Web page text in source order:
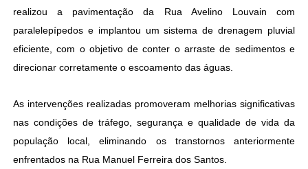
realizou a pavimentação da Rua Avelino Louvain com
paralelepípedos e implantou um sistema de drenagem pluvial
eficiente, com o objetivo de conter o arraste de sedimentos e
direcionar corretamente o escoamento das águas.
As intervenções realizadas promoveram melhorias significativas
nas condições de tráfego, segurança e qualidade de vida da
população local, eliminando os transtornos anteriormente
enfrentados na Rua Manuel Ferreira dos Santos.